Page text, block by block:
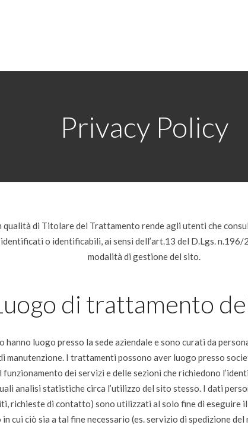
Privacy Policy
qualità di Titolare del Trattamento rende agli utenti che
o identificabili, ai sensi dell’art.13 del D.Lgs.
modalità di gestione del sito.
di trattamento
luogo presso la sede aziendale e sono curati da
manutenzione. I trattamenti possono aver luogo presso
dei servizi e delle sezioni che richiedono
analisi statistiche circa l’utilizzo del sito stesso. I dati
richieste di contatto) sono utilizzati al solo fine di eseguire
in cui ciò sia a tal fine necessario (es. servizio di spedizione